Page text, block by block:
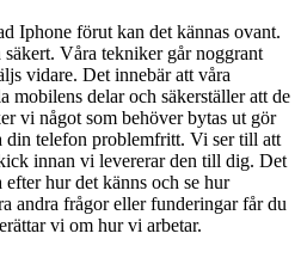
Iphone förut kan det kännas ovant.
Våra tekniker går noggrant
vidare. Det innebär att våra
mobilens delar och säkerställer att de
vi något som behöver bytas ut gör
din telefon problemfritt. Vi ser till att
innan vi levererar den till dig. Det
hur det känns och se hur
andra frågor eller funderingar får du
vi om hur vi arbetar.